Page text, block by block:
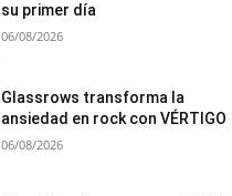
su primer día
06/08/2026
Glassrows transforma la
ansiedad en rock con VÉRTIGO
06/08/2026